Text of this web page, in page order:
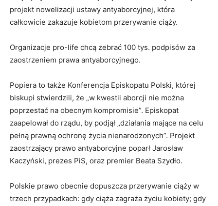
projekt nowelizacji ustawy antyaborcyjnej, która
całkowicie zakazuje kobietom przerywanie ciąży.
Organizacje pro-life chcą zebrać 100 tys. podpisów za
zaostrzeniem prawa antyaborcyjnego.
Popiera to także Konferencja Episkopatu Polski, której
biskupi stwierdzili, że „w kwestii aborcji nie można
poprzestać na obecnym kompromisie”. Episkopat
zaapelował do rządu, by podjął „działania mające na celu
pełną prawną ochronę życia nienarodzonych”. Projekt
zaostrzający prawo antyaborcyjne poparł Jarosław
Kaczyński, prezes PiS, oraz premier Beata Szydło.
Polskie prawo obecnie dopuszcza przerywanie ciąży w
trzech przypadkach: gdy ciąża zagraża życiu kobiety; gdy